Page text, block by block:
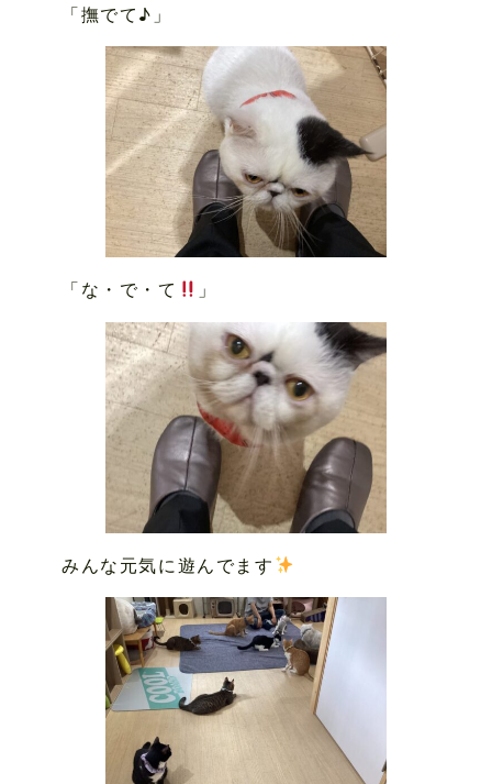
「撫でて♪」
「な・で・て 」
みんな元気に遊んでます